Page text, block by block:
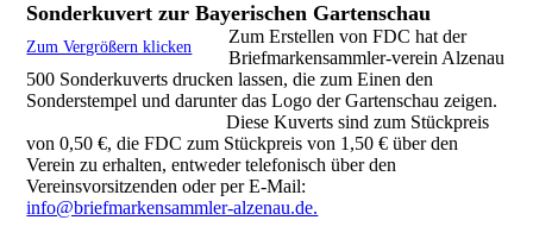
Sonderkuvert zur Bayerischen Gartenschau
Zum Vergrößern klicken
Zum Erstellen von FDC hat der
Briefmarkensammler-verein Alzenau
500 Sonderkuverts drucken lassen, die zum Einen den
Sonderstempel und darunter das Logo der Gartenschau zeigen.
Diese Kuverts sind zum Stückpreis
von 0,50 €, die FDC zum Stückpreis von 1,50 € über den
Verein zu erhalten, entweder telefonisch über den
Vereinsvorsitzenden oder per E-Mail:
info@briefmarkensammler-alzenau.de.